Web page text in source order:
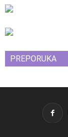
PREPORUKA